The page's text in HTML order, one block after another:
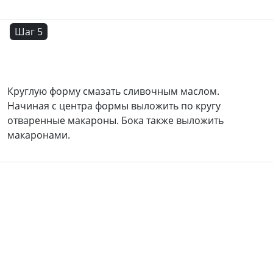
Шаг 5
Круглую форму смазать сливочным маслом.
Начиная с центра формы выложить по кругу
отваренные макароны. Бока также выложить
макаронами.